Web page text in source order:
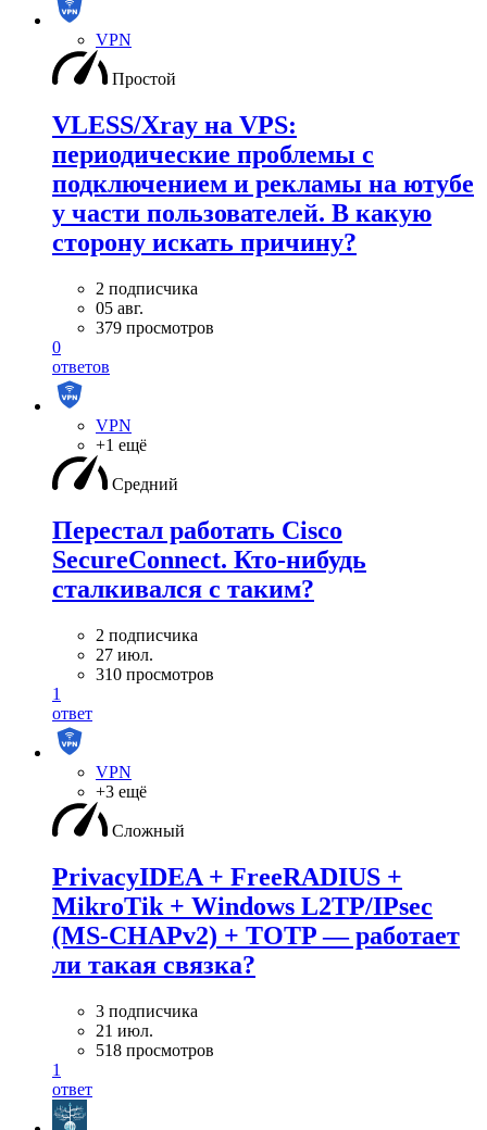
VPN
Простой
VLESS/Xray на VPS:
периодические проблемы с
подключением и рекламы на ютубе
у части пользователей. В какую
сторону искать причину?
2 подписчика
05 авг.
379 просмотров
0
ответов
VPN
+1 ещё
Средний
Перестал работать Cisco
SecureConnect. Кто-нибудь
сталкивался с таким?
2 подписчика
27 июл.
310 просмотров
1
ответ
VPN
+3 ещё
Сложный
PrivacyIDEA + FreeRADIUS +
MikroTik + Windows L2TP/IPsec
(MS-CHAPv2) + TOTP — работает
ли такая связка?
3 подписчика
21 июл.
518 просмотров
1
ответ